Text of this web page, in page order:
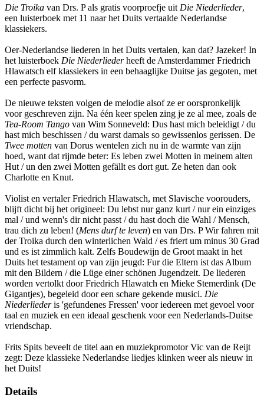
Die Troika van Drs. P als gratis voorproefje uit Die Niederlieder,
een luisterboek met 11 naar het Duits vertaalde Nederlandse
klassiekers.
Oer-Nederlandse liederen in het Duits vertalen, kan dat? Jazeker! In
het luisterboek Die Niederliederheeft de Amsterdammer Friedrich
Hlawatsch elf klassiekers in een behaaglijke Duitse jas gegoten, met
een perfecte pasvorm.
De nieuwe teksten volgen de melodie alsof ze er oorspronkelijk
voor geschreven zijn. Na één keer spelen zing je ze al mee, zoals de
Tea-Room Tango van Wim Sonneveld: Dus hast mich beleidigt / du
hast mich beschissen / du warst damals so gewissenlos gerissen. De
Twee motten van Dorus wentelen zich nu in de warmte van zijn
hoed, want dat rijmde beter: Es leben zwei Motten in meinem alten
Hut / un den zwei Motten gefällt es dort gut. Ze heten dan ook
Charlotte en Knut.
Violist en vertaler Friedrich Hlawatsch, met Slavische voorouders,
blijft dicht bij het origineel: Du lebst nur ganz kurt / nur ein einziges
mal / und wenn's dir nicht passt / du hast doch die Wahl / Mensch,
trau dich zu leben! (Mens durf te leven) en van Drs. P Wir fahren mit
der Troika durch den winterlichen Wald / es friert um minus 30 Grad
und es ist zimmlich kalt. Zelfs Boudewijn de Groot maakt in het
Duits het testament op van zijn jeugd: Fur die Eltern ist das Album
mit den Bildern / die Lüge einer schönen Jugendzeit. De liederen
worden vertolkt door Friedrich Hlawatch en Mieke Stemerdink (De
Gigantjes), begeleid door een schare gekende musici. Die
Niederliederis 'gefundenes Fressen' voor iedereen met gevoel voor
taal en muziek en een ideaal geschenk voor een Nederlands-Duitse
vriendschap.
Frits Spits beveelt de titel aan en muziekpromotor Vic van de Reijt
zegt: Deze klassieke Nederlandse liedjes klinken weer als nieuw in
het Duits!
Details